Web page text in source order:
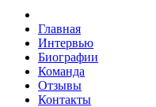
Главная
Интервью
Биографии
Команда
Отзывы
Контакты